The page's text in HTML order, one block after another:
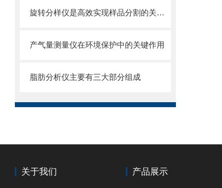
旋转分样仪是高效实现样品分割的关键工具
产气量测量仪在环境保护中的关键作用
脂肪分析仪主要有三大部分组成
关于我们 产品展示